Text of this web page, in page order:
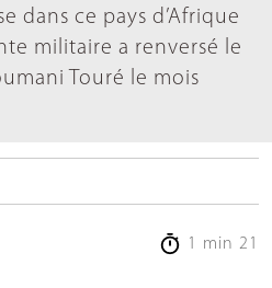
dans ce pays d’Afrique
militaire a renversé le
Touré le mois
1 min 21